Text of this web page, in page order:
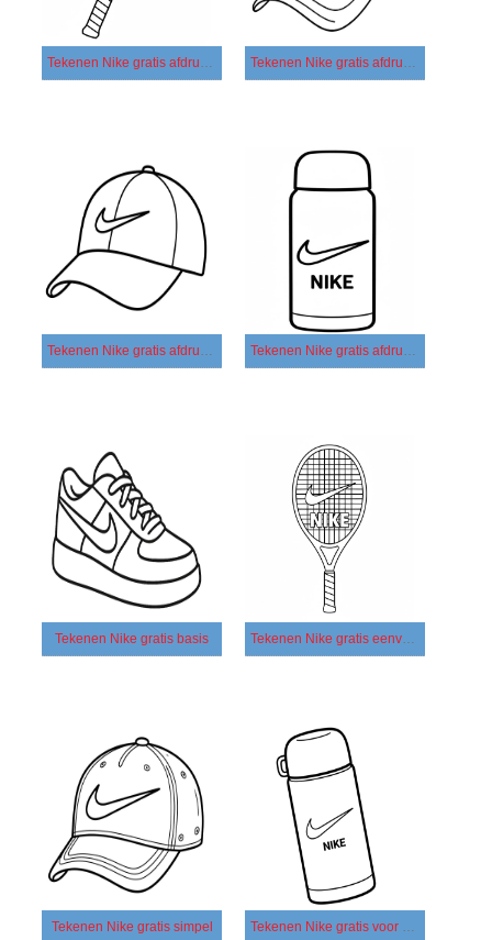
Tekenen Nike gratis afdrukbaar basis Tekenen Nike gratis afdrukbaar eenvoudig
Tekenen Nike gratis afdrukbaar simpel Tekenen Nike gratis afdrukbaar
Tekenen Nike gratis basis Tekenen Nike gratis eenvoudig
Tekenen Nike gratis simpel Tekenen Nike gratis voor kinderen